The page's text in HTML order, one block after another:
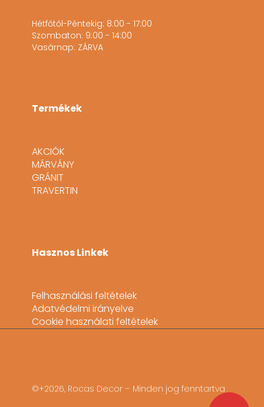
Hétfőtől-Péntekig: 8:00 - 17:00
Szombaton: 9:00 - 14:00
Vasárnap: ZÁRVA
Termékek
AKCIÓK
MÁRVÁNY
GRÁNIT
TRAVERTIN
Hasznos Linkek
Felhasználási feltételek
Adatvédelmi irányelve
Cookie használati feltételek
©+2026, Rocas Decor – Minden jog fenntartva